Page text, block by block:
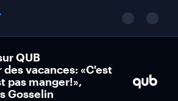
QUB
vacances: «C'est
pas manger!»,
Gosselin